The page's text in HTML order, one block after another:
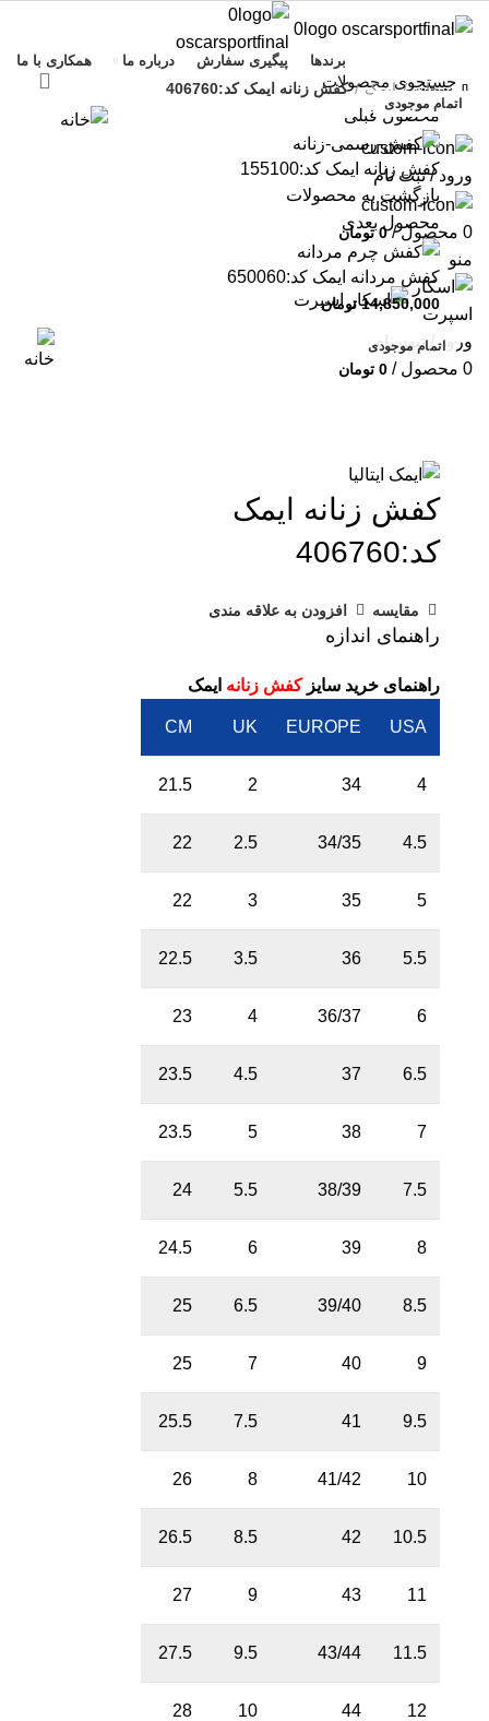
ورود / ثبت نام
0 محصول /
0 تومان
منو
ورود / ثبت نام
0 محصول /
0 تومان
برندها پیگیری سفارش درباره ما همکاری با ما
خانه ایمک کفش زنانه ایمک کد:406760
محصول قبلی
کفش زنانه ایمک کد:155100
بازگشت به محصولات
محصول بعدی
کفش مردانه ایمک کد:650060
14,850,000 تومان
اتمام موجودی
کفش زنانه ایمک
کد:406760
مقایسه افزودن به علاقه مندی
راهنمای اندازه
راهنمای خرید سایز کفش زنانه ایمک
USA
EUROPE
UK
CM
4
34
2
21.5
4.5
34/35
2.5
22
5
35
3
22
5.5
36
3.5
22.5
6
36/37
4
23
6.5
37
4.5
23.5
7
38
5
23.5
7.5
38/39
5.5
24
8
39
6
24.5
8.5
39/40
6.5
25
9
40
7
25
9.5
41
7.5
25.5
10
41/42
8
26
10.5
42
8.5
26.5
11
43
9
27
11.5
43/44
9.5
27.5
12
44
10
28
اتمام موجودی
بستن
بستن
اتمام موجودی
بستن
بستن
اتمام موجودی
بستن
اتمام موجودی
بستن
اتمام موجودی
بستن
اتمام موجودی
بستن